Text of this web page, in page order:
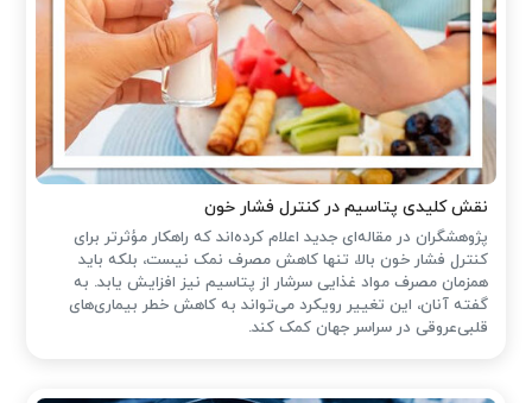
نقش کلیدی پتاسیم در کنترل فشار خون
پژوهشگران در مقاله‌ای جدید اعلام کرده‌اند که راهکار مؤثرتر برای
کنترل فشار خون بالا، تنها کاهش مصرف نمک نیست، بلکه باید
همزمان مصرف مواد غذایی سرشار از پتاسیم نیز افزایش یابد. به
گفته آنان، این تغییر رویکرد می‌تواند به کاهش خطر بیماری‌های
قلبی‌عروقی در سراسر جهان کمک کند.